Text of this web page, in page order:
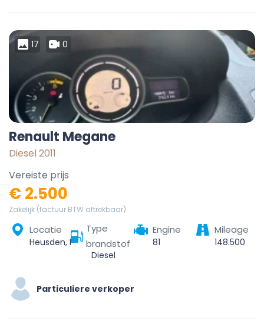
17 0
Renault Megane
Diesel 2011
Vereiste prijs
€ 2.500
Zakelijk (factuur BTW aftrekbaar)
Locatie
Heusden, Destelbergen, Gent, Oost-Vlaanderen, Vlaanderen, 9070, België
Type
brandstof
Diesel
Engine
81
Mileage
148.500
Particuliere verkoper